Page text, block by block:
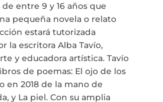
entre 9 y 16 años que
pequeña novela o relato
estará tutorizada
la escritora Alba Tavío,
y educadora artística. Tavío
de poemas: El ojo de los
en 2018 de la mano de
y La piel. Con su amplia